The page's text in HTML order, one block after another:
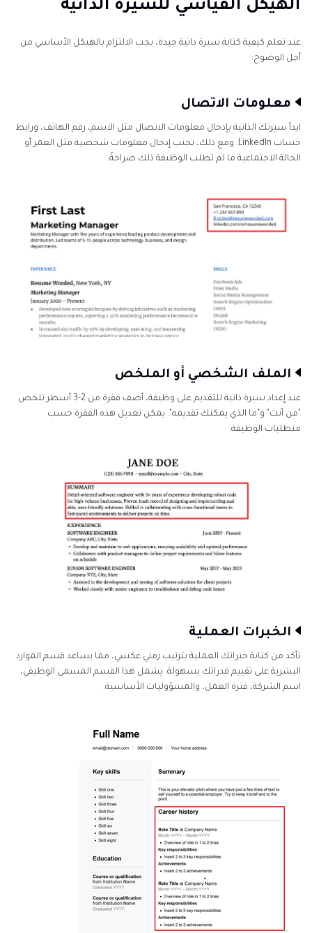
الخبراء
الجزء 5. الأخطاء الشائعة التي يجب تجنبها عند كتابة
السيرة الذاتية
الهيكل القياسي للسيرة الذاتية
عند تعلم كيفية كتابة سيرة ذاتية جيدة، يجب الالتزام بالهيكل الأساسي من
أجل الوضوح:
معلومات الاتصال
ابدأ سيرتك الذاتية بإدخال معلومات الاتصال مثل الاسم، رقم الهاتف، ورابط
حساب LinkedIn. ومع ذلك، تجنب إدخال معلومات شخصية مثل العمر أو
الحالة الاجتماعية ما لم تطلب الوظيفة ذلك صراحةً.
الملف الشخصي أو الملخص
عند إعداد سيرة ذاتية للتقديم على وظيفة، أضف فقرة من 2-3 أسطر تلخص
"من أنت" و"ما الذي يمكنك تقديمه". يمكن تعديل هذه الفقرة حسب
متطلبات الوظيفة.
الخبرات العملية
تأكد من كتابة خبراتك العملية بترتيب زمني عكسي، مما يساعد قسم الموارد
البشرية على تقييم قدراتك بسهولة. يشمل هذا القسم المسمى الوظيفي،
اسم الشركة، فترة العمل، والمسؤوليات الأساسية.